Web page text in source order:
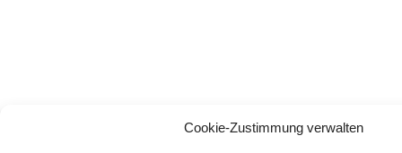
Cookie-Zustimmung verwalten